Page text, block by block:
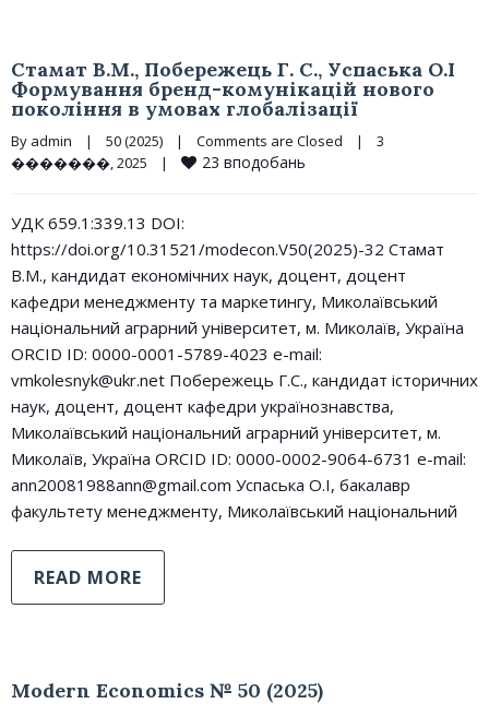
Стамат В.М., Побережець Г. С., Успаська О.І
Формування бренд-комунікацій нового
покоління в умовах глобалізації
By admin | 50 (2025) | Comments are Closed |
3
�������, 2025
| 23 вподобань
УДК 659.1:339.13 DOI:
https://doi.org/10.31521/modecon.V50(2025)-32 Стамат
В.М., кандидат економічних наук, доцент, доцент
кафедри менеджменту та маркетингу, Миколаївський
національний аграрний університет, м. Миколаїв, Україна
ORCID ID: 0000-0001-5789-4023 e-mail:
vmkolesnyk@ukr.net Побережець Г.С., кандидат історичних
наук, доцент, доцент кафедри українознавства,
Миколаївський національний аграрний університет, м.
Миколаїв, Україна ORCID ID: 0000-0002-9064-6731 e-mail:
ann20081988ann@gmail.com Успаська О.І, бакалавр
факультету менеджменту, Миколаївський національний
READ MORE
Modern Economics № 50 (2025)